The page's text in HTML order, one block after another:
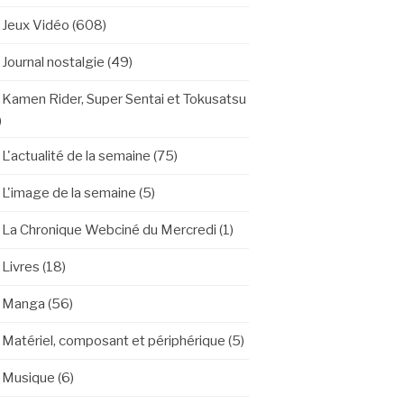
Jeux Vidéo (608)
Journal nostalgie (49)
Kamen Rider, Super Sentai et Tokusatsu
L'actualité de la semaine (75)
L'image de la semaine (5)
La Chronique Webciné du Mercredi (1)
Livres (18)
Manga (56)
Matériel, composant et périphérique (5)
Musique (6)